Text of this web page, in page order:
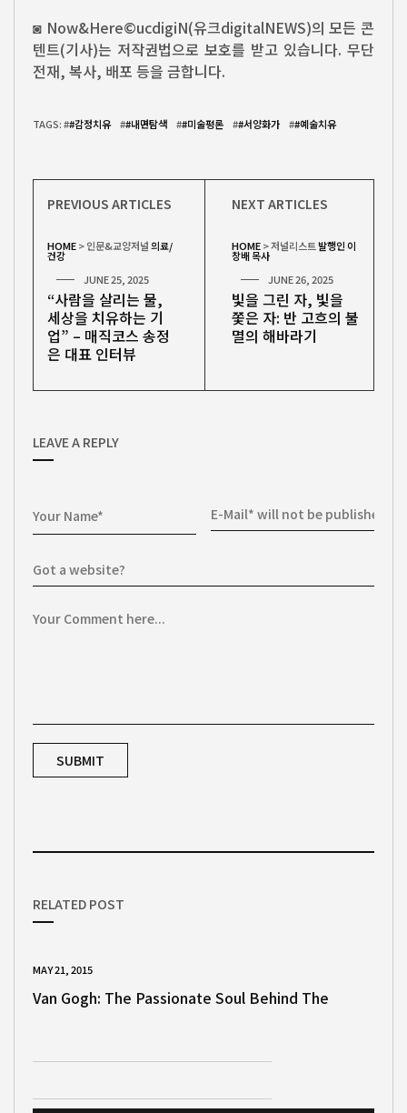
◙ Now&Here©ucdigiN(유크digitalNEWS)의 모든 콘
텐트(기사)는 저작권법으로 보호를 받고 있습니다. 무단
전재, 복사, 배포 등을 금합니다.
TAGS: ##감정치유 ##내면탐색 ##미술평론 ##서양화가 ##예술치유
PREVIOUS ARTICLES
HOME>인문&교양저널의료/
건강
JUNE 25, 2025
“사람을 살리는 물,
세상을 치유하는 기
업” – 매직코스 송정
은 대표 인터뷰
NEXT ARTICLES
HOME>저널리스트발행인 이
창배 목사
JUNE 26, 2025
빛을 그린 자, 빛을
쫓은 자: 반 고흐의 불
멸의 해바라기
LEAVE A REPLY
RELATED POST
MAY 21, 2015
Van Gogh: The Passionate Soul Behind The